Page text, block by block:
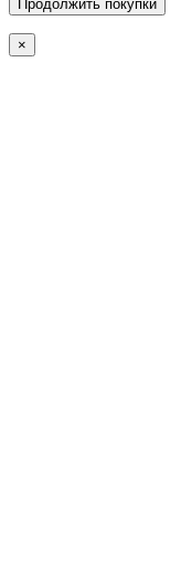
Продолжить покупки
×